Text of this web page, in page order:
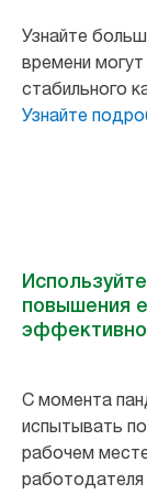
Узнайте
времени
стабильного
Узнайте
повышения
С момента
испытывать
рабочем